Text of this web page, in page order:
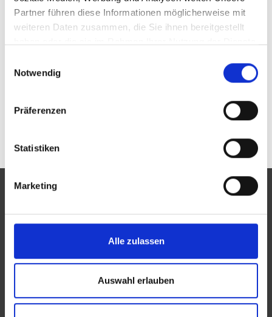
Partner führen diese Informationen möglicherweise mit
weiteren Daten zusammen, die Sie ihnen bereitgestellt
Notwendig
Präferenzen
Statistiken
Marketing
Alle zulassen
Auswahl erlauben
allgemeinen Suche.
Eine Aktion des Zentralverbandes der Augenoptiker und
Der ZVA ist ein Bundesinnungsverband, seine Mitglieder
sind die Landesinnungsverbände und Landesinnungen
des Augenoptikerhandwerks.